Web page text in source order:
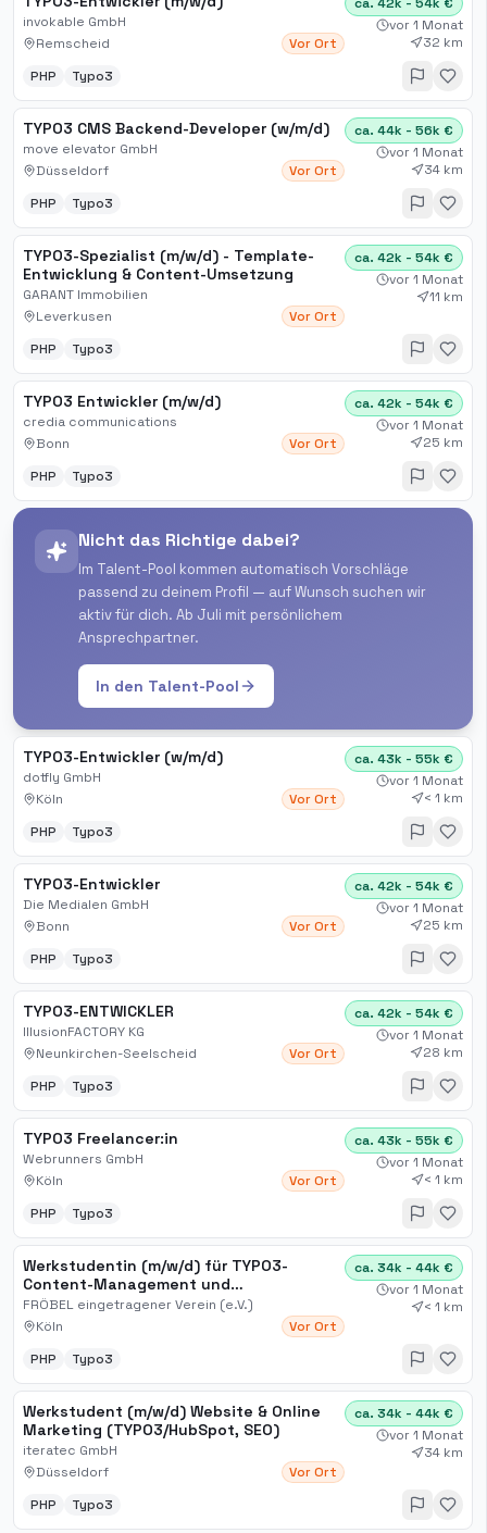
invokable GmbH
Remscheid
Vor Ort
vor 1 Monat
32 km
PHP
Typo3
TYPO3 CMS Backend-Developer (w/m/d)
move elevator GmbH
Düsseldorf
Vor Ort
ca. 44k - 56k €
vor 1 Monat
34 km
PHP
Typo3
TYPO3-Spezialist (m/w/d) - Template-
Entwicklung & Content-Umsetzung
GARANT Immobilien
Leverkusen
Vor Ort
ca. 42k - 54k €
vor 1 Monat
11 km
PHP Typo3
TYPO3 Entwickler (m/w/d)
credia communications
Bonn
Vor Ort
ca. 42k - 54k €
vor 1 Monat
25 km
PHP
Typo3
Nicht das Richtige dabei?
Im Talent-Pool kommen automatisch Vorschläge
passend zu deinem Profil — auf Wunsch suchen wir
aktiv für dich. Ab Juli mit persönlichem
Ansprechpartner.
In den Talent-Pool
TYPO3-Entwickler (w/m/d)
dotfly GmbH
Köln
Vor Ort
ca. 43k - 55k €
vor 1 Monat
< 1 km
PHP
Typo3
TYPO3-Entwickler
Die Medialen GmbH
Bonn
Vor Ort
ca. 42k - 54k €
vor 1 Monat
25 km
PHP
Typo3
TYPO3-ENTWICKLER
IllusionFACTORY KG
Neunkirchen-Seelscheid
Vor Ort
ca. 42k - 54k €
vor 1 Monat
28 km
PHP
Typo3
TYPO3 Freelancer:in
Webrunners GmbH
Köln
Vor Ort
ca. 43k - 55k €
vor 1 Monat
< 1 km
PHP
Typo3
Werkstudentin (m/w/d) für TYPO3-
Content-Management und
Webseitengestaltung
FRÖBEL eingetragener Verein (e.V.)
Köln
Vor Ort
ca. 34k - 44k €
vor 1 Monat
< 1 km
PHP Typo3
Werkstudent (m/w/d) Website & Online
Marketing (TYPO3/HubSpot, SEO)
iteratec GmbH
Düsseldorf
Vor Ort
ca. 34k - 44k €
vor 1 Monat
34 km
PHP Typo3